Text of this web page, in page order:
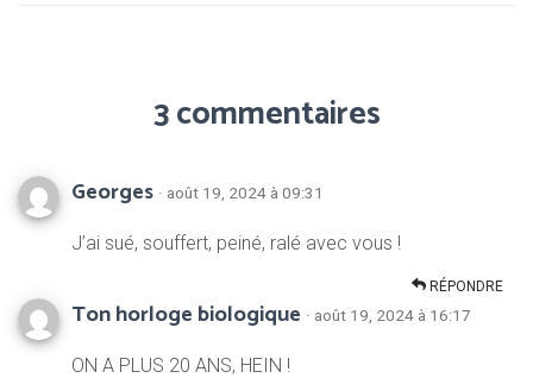
3 commentaires
Georges · août 19, 2024 à 09:31
J’ai sué, souffert, peiné, ralé avec vous !
RÉPONDRE
Ton horloge biologique · août 19, 2024 à 16:17
ON A PLUS 20 ANS, HEIN !